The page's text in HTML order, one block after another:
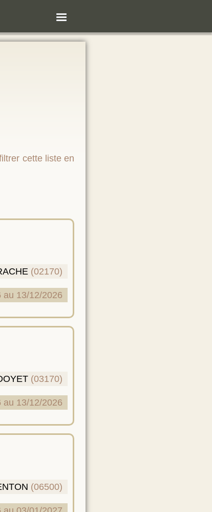
cette liste en
(02170)
au 13/12/2026
(03170)
au 13/12/2026
(06500)